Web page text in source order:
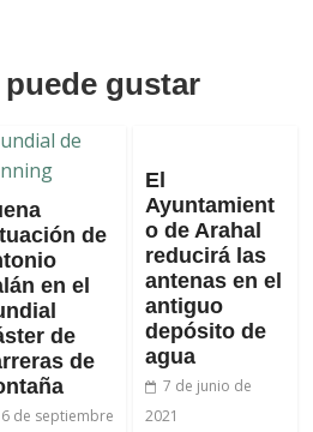
gustar
de
en el
de
de
de septiembre
El
Ayuntamient
o de Arahal
reducirá las
antenas en el
antiguo
depósito de
agua
7 de junio de
2021